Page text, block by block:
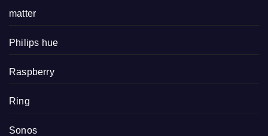
matter
Philips hue
Raspberry
Ring
Sonos